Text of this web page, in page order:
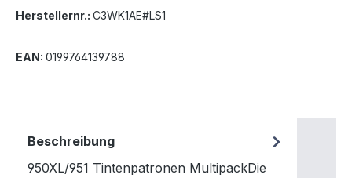
Herstellernr.: C3WK1AE#LS1
EAN: 0199764139788
Beschreibung
950XL/951 Tintenpatronen MultipackDie